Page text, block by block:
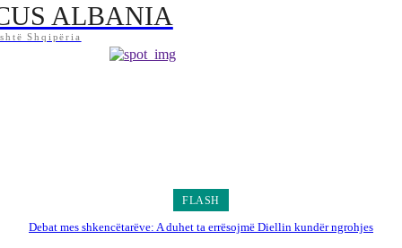
ALBANIA
Shqipëria
FLASH
Debat mes shkencëtarëve: A duhet ta errësojmë Diellin kundër ngrohjes